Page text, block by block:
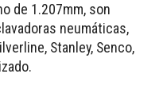
de 1.207mm, son
neumáticas,
Stanley, Senco,